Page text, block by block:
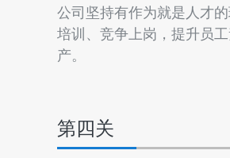
公司坚持有作为就是人才的
培训、竞争上岗，提升员
产。
第四关